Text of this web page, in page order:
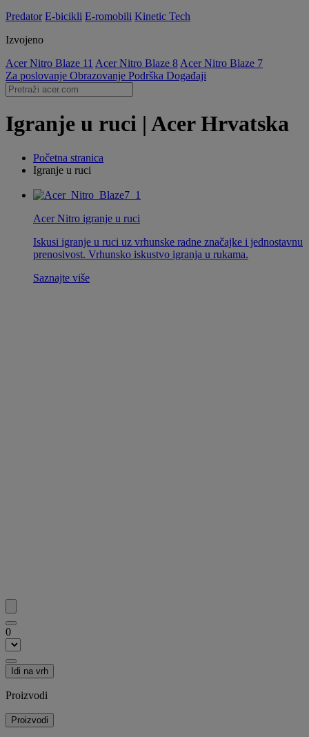
Predator E-bicikli E-romobili Kinetic Tech
Izvojeno
Acer Nitro Blaze 11 Acer Nitro Blaze 8 Acer Nitro Blaze 7
Za poslovanje Obrazovanje Podrška Događaji
Igranje u ruci | Acer Hrvatska
Početna stranica
Igranje u ruci
Acer Nitro igranje u ruci
Iskusi igranje u ruci uz vrhunske radne značajke i jednostavnu
prenosivost. Vrhunsko iskustvo igranja u rukama.
Saznajte više
0
Idi na vrh
Proizvodi
Proizvodi